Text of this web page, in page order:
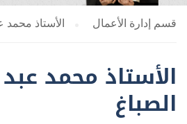
قسم إدارة الأعمال الأستاذ محمد
الأستاذ محمد
الصباغ